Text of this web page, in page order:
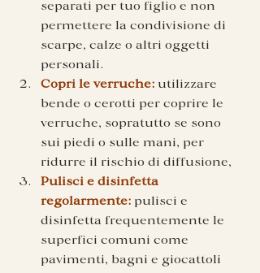
separati per tuo figlio e non
permettere la condivisione di
scarpe, calze o altri oggetti
personali.
Copri le verruche: utilizzare
bende o cerotti per coprire le
verruche, sopratutto se sono
sui piedi o sulle mani, per
ridurre il rischio di diffusione,
Pulisci e disinfetta
regolarmente: pulisci e
disinfetta frequentemente le
superfici comuni come
pavimenti, bagni e giocattoli